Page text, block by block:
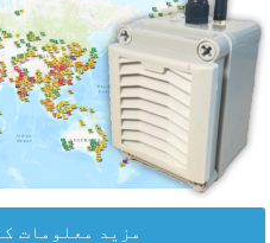
مزید معلومات